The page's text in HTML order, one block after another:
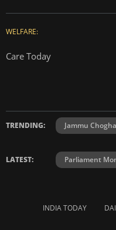
WELFARE:
Care Today
TRENDING: Jammu
LATEST: Parliament
INDIA TODAY